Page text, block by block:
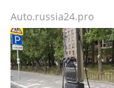
Auto.russia24.pro